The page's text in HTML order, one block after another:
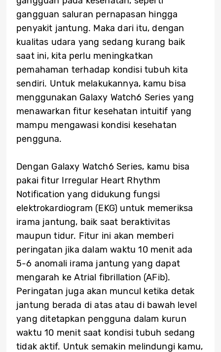
gangguan saluran pernapasan hingga
penyakit jantung. Maka dari itu, dengan
kualitas udara yang sedang kurang baik
saat ini, kita perlu meningkatkan
pemahaman terhadap kondisi tubuh kita
sendiri. Untuk melakukannya, kamu bisa
menggunakan Galaxy Watch6 Series yang
menawarkan fitur kesehatan intuitif yang
mampu mengawasi kondisi kesehatan
pengguna.
Dengan Galaxy Watch6 Series, kamu bisa
pakai fitur Irregular Heart Rhythm
Notification yang didukung fungsi
elektrokardiogram (EKG) untuk memeriksa
irama jantung, baik saat beraktivitas
maupun tidur. Fitur ini akan memberi
peringatan jika dalam waktu 10 menit ada
5-6 anomali irama jantung yang dapat
mengarah ke Atrial fibrillation (AFib).
Peringatan juga akan muncul ketika detak
jantung berada di atas atau di bawah level
yang ditetapkan pengguna dalam kurun
waktu 10 menit saat kondisi tubuh sedang
tidak aktif. Untuk semakin melindungi kamu,